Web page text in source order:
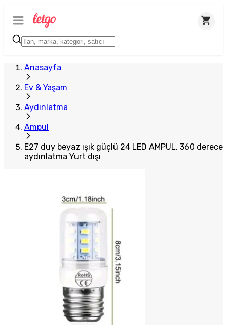
Anasayfa
Ev & Yaşam
Aydınlatma
Ampul
E27 duy beyaz ışık güçlü 24 LED AMPUL. 360 derece
aydınlatma Yurt dışı